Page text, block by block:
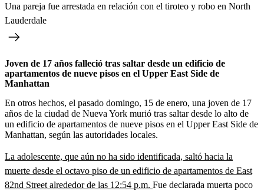
Una pareja fue arrestada en relación con el tiroteo y robo en North
Lauderdale
Joven de 17 años falleció tras saltar desde un edificio de
apartamentos de nueve pisos en el Upper East Side de
Manhattan
En otros hechos, el pasado domingo, 15 de enero, una joven de 17
años de la ciudad de Nueva York murió tras saltar desde lo alto de
un edificio de apartamentos de nueve pisos en el Upper East Side de
Manhattan, según las autoridades locales.
La adolescente, que aún no ha sido identificada, saltó hacia la
muerte desde el octavo piso de un edificio de apartamentos de East
82nd Street alrededor de las 12:54 p.m. Fue declarada muerta poco